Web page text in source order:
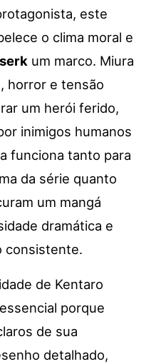
este
o clima moral e
um marco. Miura
horror e tensão
um herói ferido,
inimigos humanos
funciona tanto para
da série quanto
um mangá
dramática e
consistente.
de Kentaro
porque
de sua
detalhado,